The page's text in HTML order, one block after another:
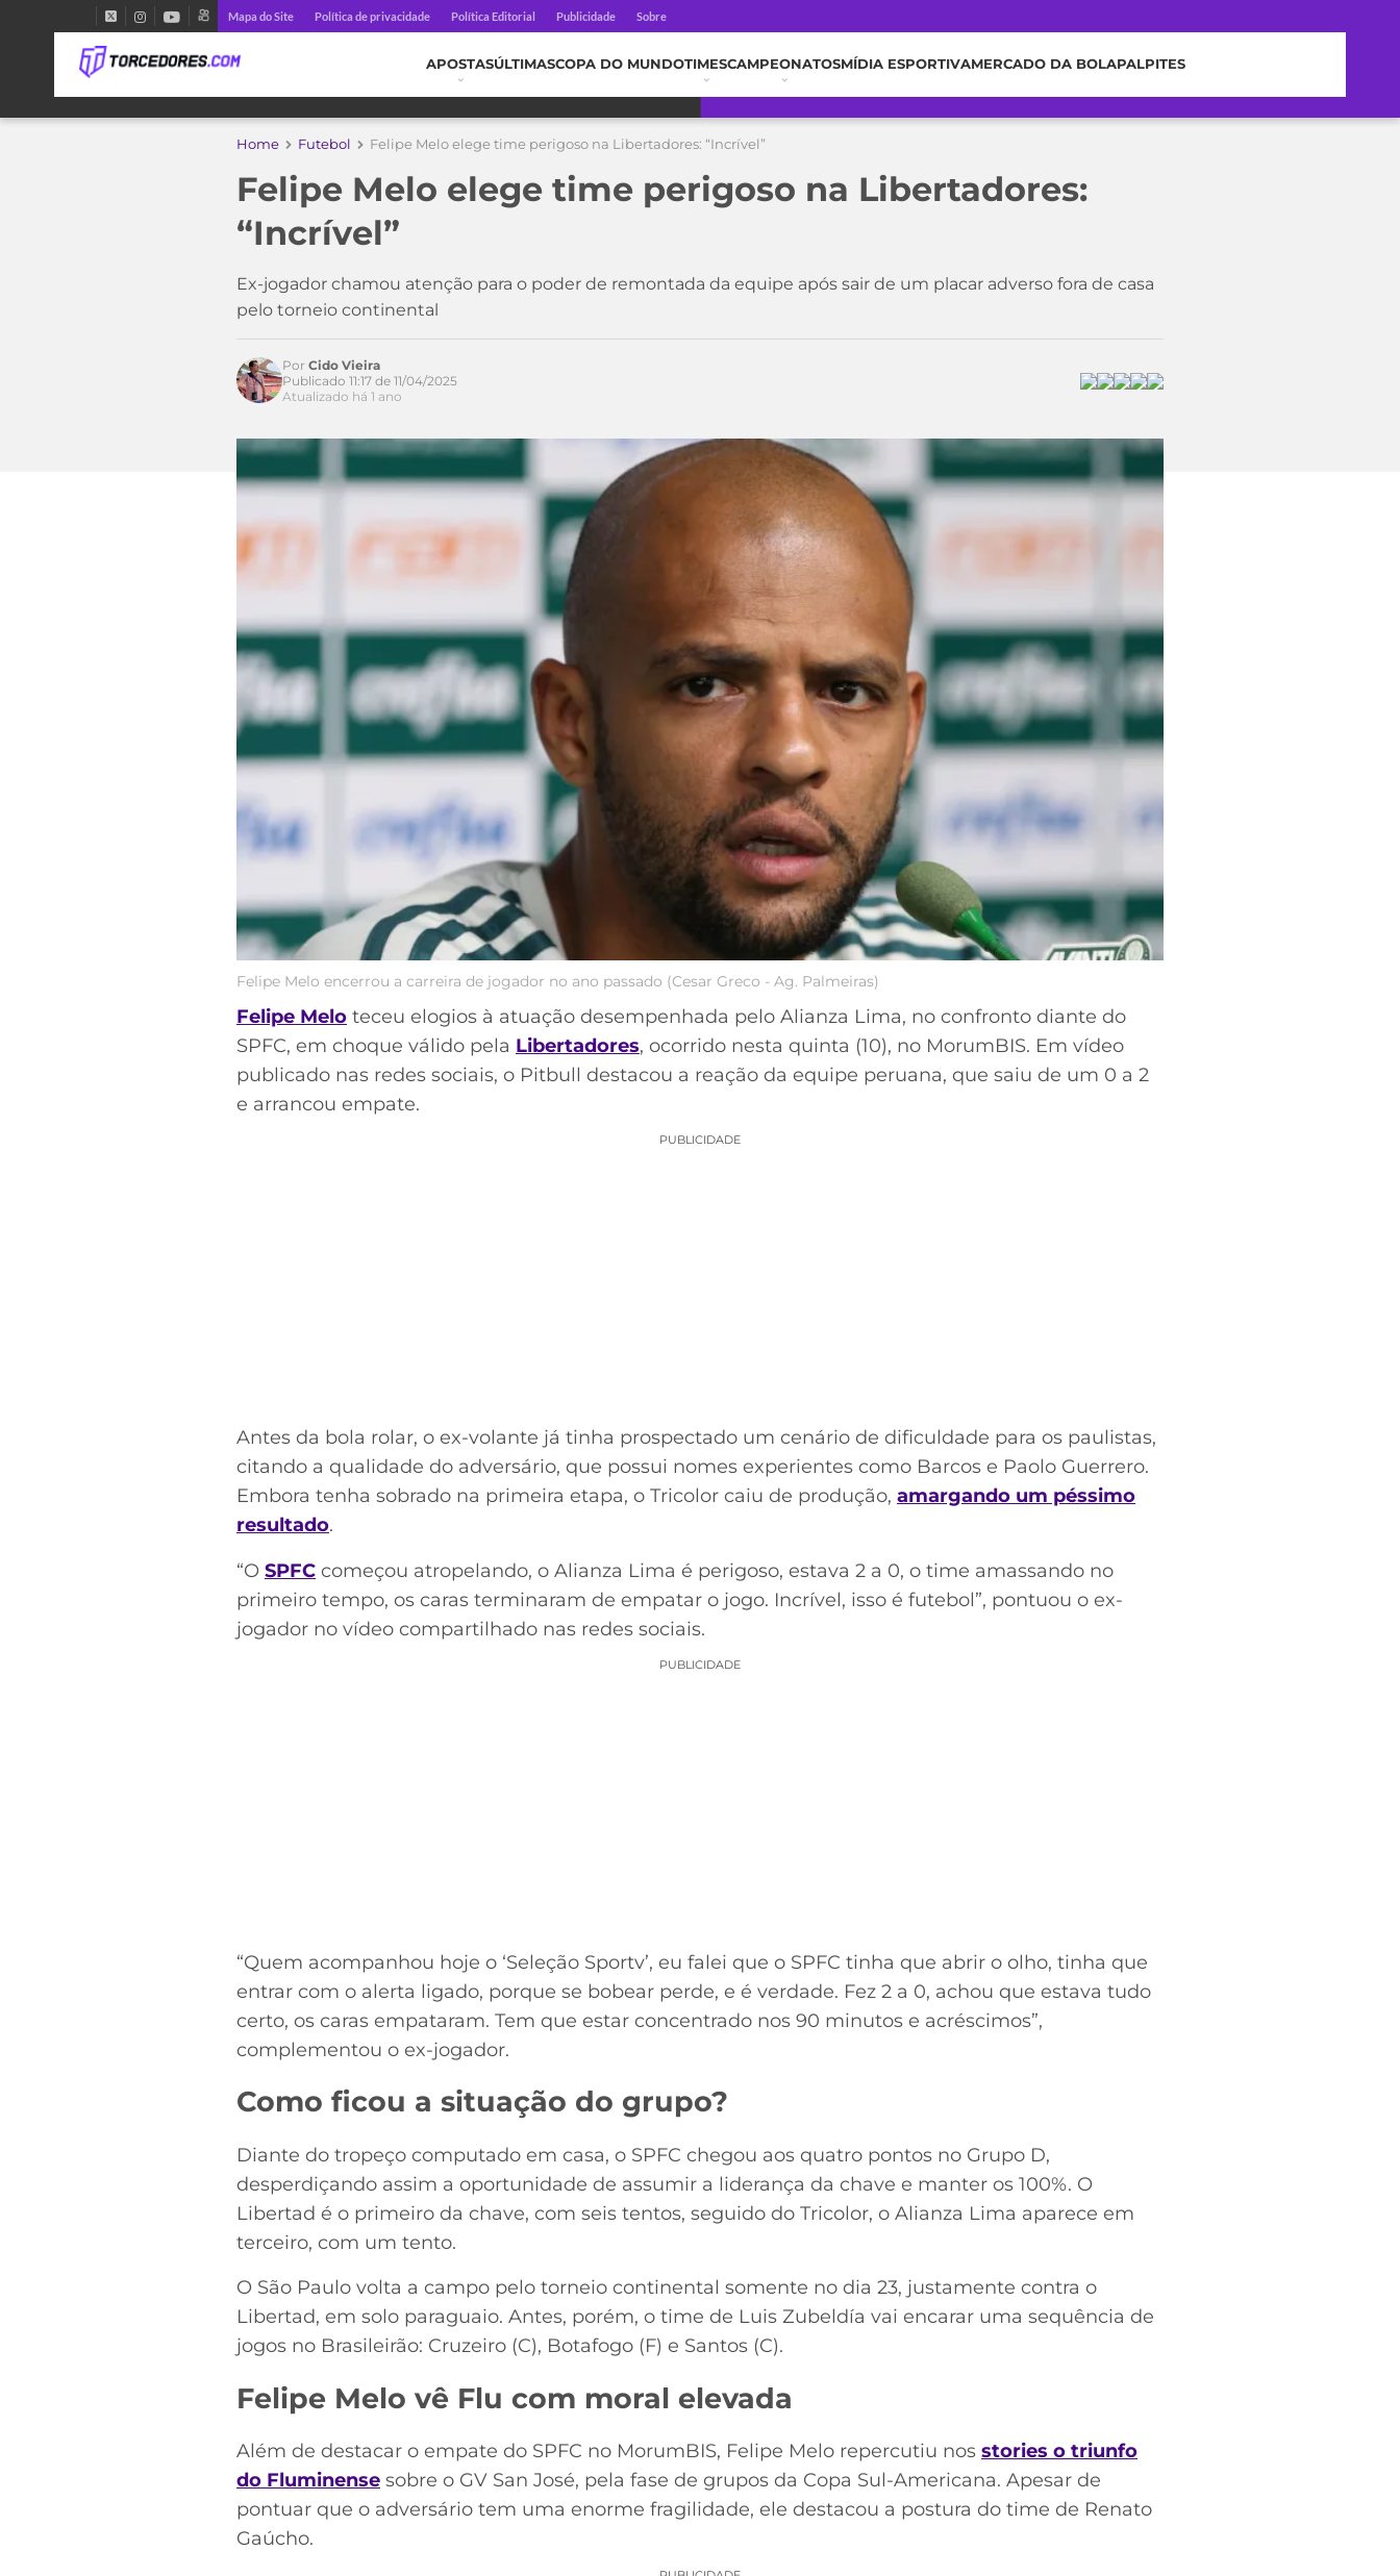
Mapa do Site Política de privacidade Política Editorial Publicidade Sobre
APOSTASÚLTIMASCOPA DO MUNDOTIMESCAMPEONATOSMÍDIA ESPORTIVAMERCADO DA BOLAPALPITES
Home Futebol Felipe Melo elege time perigoso na Libertadores: “Incrível”
Felipe Melo elege time perigoso na Libertadores:
“Incrível”
Ex-jogador chamou atenção para o poder de remontada da equipe após sair de um placar adverso fora de casa
pelo torneio continental
Por Cido Vieira
Publicado 11:17 de 11/04/2025
Atualizado há 1 ano
Felipe Melo encerrou a carreira de jogador no ano passado (Cesar Greco - Ag. Palmeiras)
Felipe Melo teceu elogios à atuação desempenhada pelo Alianza Lima, no confronto diante do
SPFC, em choque válido pela Libertadores, ocorrido nesta quinta (10), no MorumBIS. Em vídeo
publicado nas redes sociais, o Pitbull destacou a reação da equipe peruana, que saiu de um 0 a 2
e arrancou empate.
PUBLICIDADE
Antes da bola rolar, o ex-volante já tinha prospectado um cenário de dificuldade para os paulistas,
citando a qualidade do adversário, que possui nomes experientes como Barcos e Paolo Guerrero.
Embora tenha sobrado na primeira etapa, o Tricolor caiu de produção, amargando um péssimo
resultado.
“O SPFC começou atropelando, o Alianza Lima é perigoso, estava 2 a 0, o time amassando no
primeiro tempo, os caras terminaram de empatar o jogo. Incrível, isso é futebol”, pontuou o ex-
jogador no vídeo compartilhado nas redes sociais.
PUBLICIDADE
“Quem acompanhou hoje o ‘Seleção Sportv’, eu falei que o SPFC tinha que abrir o olho, tinha que
entrar com o alerta ligado, porque se bobear perde, e é verdade. Fez 2 a 0, achou que estava tudo
certo, os caras empataram. Tem que estar concentrado nos 90 minutos e acréscimos”,
complementou o ex-jogador.
Como ficou a situação do grupo?
Diante do tropeço computado em casa, o SPFC chegou aos quatro pontos no Grupo D,
desperdiçando assim a oportunidade de assumir a liderança da chave e manter os 100%. O
Libertad é o primeiro da chave, com seis tentos, seguido do Tricolor, o Alianza Lima aparece em
terceiro, com um tento.
O São Paulo volta a campo pelo torneio continental somente no dia 23, justamente contra o
Libertad, em solo paraguaio. Antes, porém, o time de Luis Zubeldía vai encarar uma sequência de
jogos no Brasileirão: Cruzeiro (C), Botafogo (F) e Santos (C).
Felipe Melo vê Flu com moral elevada
Além de destacar o empate do SPFC no MorumBIS, Felipe Melo repercutiu nos stories o triunfo
do Fluminense sobre o GV San José, pela fase de grupos da Copa Sul-Americana. Apesar de
pontuar que o adversário tem uma enorme fragilidade, ele destacou a postura do time de Renato
Gaúcho.